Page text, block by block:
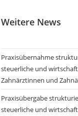
Weitere News
Praxisübernahme
steuerliche und
Zahnärztinnen und
Praxisübergabe
steuerliche und